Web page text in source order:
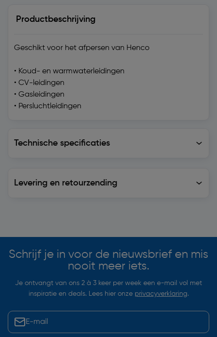
Productbeschrijving
Geschikt voor het afpersen van Henco
• Koud- en warmwaterleidingen
• CV-leidingen
• Gasleidingen
• Persluchtleidingen
Technische specificaties
Levering en retourzending
Schrijf je in voor de nieuwsbrief en mis
nooit meer iets.
Je ontvangt van ons 2 à 3 keer per week een e-mail vol met
inspiratie en deals. Lees hier onze privacyverklaring.